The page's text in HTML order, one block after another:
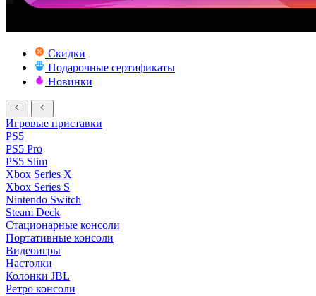
Скидки
Подарочные сертификаты
Новинки
Игровые приставки
PS5
PS5 Pro
PS5 Slim
Xbox Series X
Xbox Series S
Nintendo Switch
Steam Deck
Стационарные консоли
Портативные консоли
Видеоигры
Настолки
Колонки JBL
Ретро консоли